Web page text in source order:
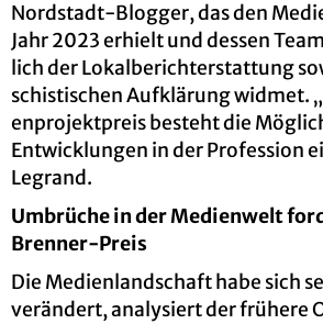
Nord­stadt-Blog­ger, das den
Jahr 2023 er­hielt und des­sen
lich der Lo­kal­be­richt­erstat­tung
schis­ti­schen Auf­klä­rung wid­met.
en­pro­jekt­preis be­steht die
Ent­wick­lun­gen in der Pro­fes­si­on
Le­g­rand.
Um­brü­che in der Me­di­en­welt
Bren­ner-Preis
Die Me­di­en­land­schaft habe sich
ver­än­dert, ana­ly­siert der frü­he­re